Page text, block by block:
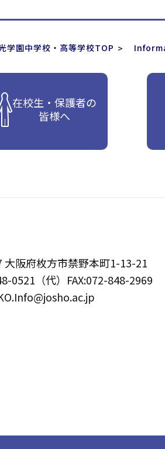
学園中学校・高等学校TOP
在校生・保護者の
皆様へ
大阪府枚方市禁野本町1-13-21
0521（代）FAX:072-848-2969